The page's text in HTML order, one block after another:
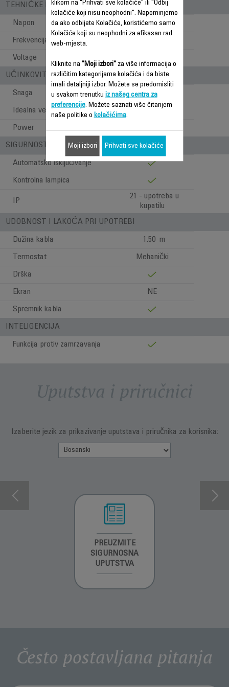
TEHNIČKE KARAKTERISTIKE
Napon 230
Frekvencija
Voltage
UČINKOVITOST
Snaga 2000
Idealna veličina sobe (m2)
Power
SIGURNOST
Automatsko isključivanje
Kontrolna lampica
IP
21 - upotreba u
kupatilu
UDOBNOST I LAKOĆA PRI UPOTREBI
Dužina kabla 1.50 m
Termostat Mehanički
Drška
Ekran NE
Spremnik kabla
INTELIGENCIJA
Funkcija protiv zamrzavanja
Uputstva i priručnici
Izaberite jezik za prikazivanje uputstava i priručnika za korisnika:
PREUZMITE
SIGURNOSNA
UPUTSTVA
Često postavljana pitanja
klikom na "Prihvati sve kolačiće" ili "Odbij
kolačiće koji nisu neophodni". Napominjemo
da ako odbijete Kolačiće, koristićemo samo
Kolačiće koji su neophodni za efikasan rad
web-mjesta.
Kliknite na "Moji izbori"za više informacija o
različitim kategorijama kolačića i da biste
imali detaljniji izbor. Možete se predomisliti
u svakom trenutku iz našeg centra za
preferencije. Možete saznati više čitanjem
naše politike o kolačićima.
Moji izbori Prihvati sve kolačiće